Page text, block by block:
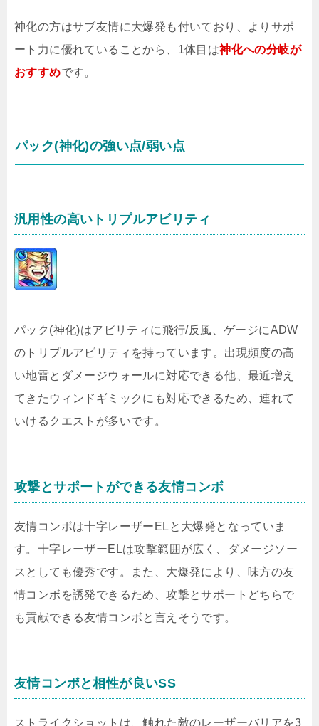
神化の方はサブ友情に大爆発も付いており、よりサポ
ート力に優れていることから、1体目は神化への分岐が
おすすめです。
パック(神化)の強い点/弱い点
汎用性の高いトリプルアビリティ
パック(神化)はアビリティに飛行/反風、ゲージにADW
のトリプルアビリティを持っています。出現頻度の高
い地雷とダメージウォールに対応できる他、最近増え
てきたウィンドギミックにも対応できるため、連れて
いけるクエストが多いです。
攻撃とサポートができる友情コンボ
友情コンボは十字レーザーELと大爆発となっていま
す。十字レーザーELは攻撃範囲が広く、ダメージソー
スとしても優秀です。また、大爆発により、味方の友
情コンボを誘発できるため、攻撃とサポートどちらで
も貢献できる友情コンボと言えそうです。
友情コンボと相性が良いSS
ストライクショットは、触れた敵のレーザーバリアを3